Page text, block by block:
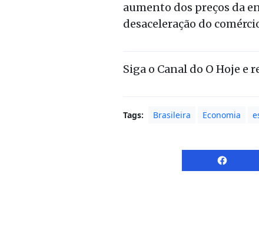
aumento dos preços da
desaceleração do
Siga o Canal do O Hoje
Tags: Brasileira Economia